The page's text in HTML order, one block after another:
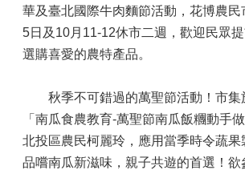
華及臺北國際牛肉麵節活動，花博農
5日及10月11-12休市二週，歡迎民眾
選購喜愛的農特產品。
秋季不可錯過的萬聖節活動！市集
「南瓜食農教育-萬聖節南瓜飯糰動手
北投區農民柯麗玲，應用當季時令蔬果
品嚐南瓜新滋味，親子共遊的首選！欲